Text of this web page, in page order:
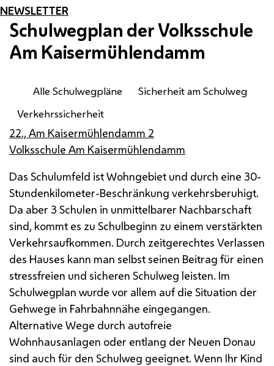
NEWSLETTER
Schulwegplan der Volksschule
Am Kaisermühlendamm
Alle Schulwegpläne
Sicherheit am Schulweg
Verkehrssicherheit
22., Am Kaisermühlendamm 2
Volksschule Am Kaisermühlendamm
Das Schulumfeld ist Wohngebiet und durch eine 30-
Stundenkilometer-Beschränkung verkehrsberuhigt.
Da aber 3 Schulen in unmittelbarer Nachbarschaft
sind, kommt es zu Schulbeginn zu einem verstärkten
Verkehrsaufkommen. Durch zeitgerechtes Verlassen
des Hauses kann man selbst seinen Beitrag für einen
stressfreien und sicheren Schulweg leisten. Im
Schulwegplan wurde vor allem auf die Situation der
Gehwege in Fahrbahnnähe eingegangen.
Alternative Wege durch autofreie
Wohnhausanlagen oder entlang der Neuen Donau
sind auch für den Schulweg geeignet. Wenn Ihr Kind